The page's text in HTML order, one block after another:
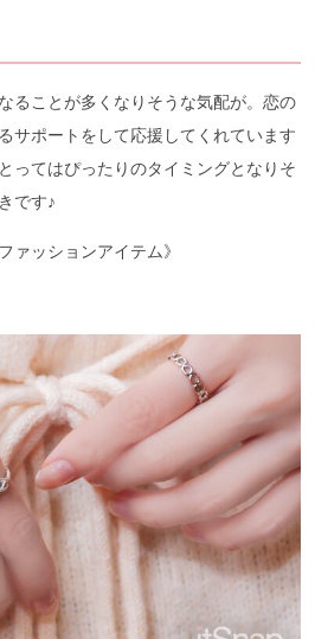
ることが多くなりそうな気配が。恋の
サポートをして応援してくれています
てはぴったりのタイミングとなりそ
です♪
ァッションアイテム》